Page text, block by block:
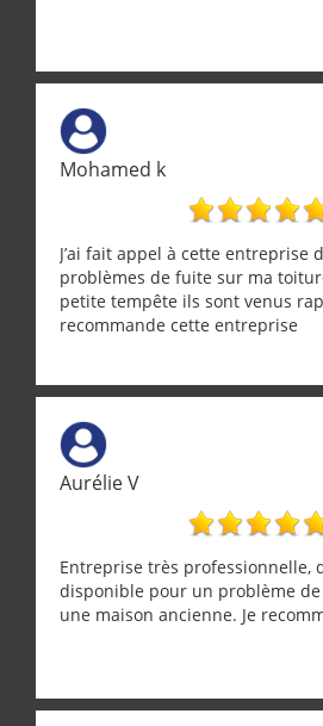
Mohamed k
J’ai fait appel à cette entreprise
problèmes de fuite sur ma
petite tempête ils sont venus
recommande cette entreprise
Aurélie V
Entreprise très professionnelle,
disponible pour un problème
une maison ancienne. Je